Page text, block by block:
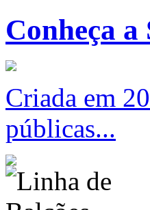
Conheça a
Criada em
públicas...